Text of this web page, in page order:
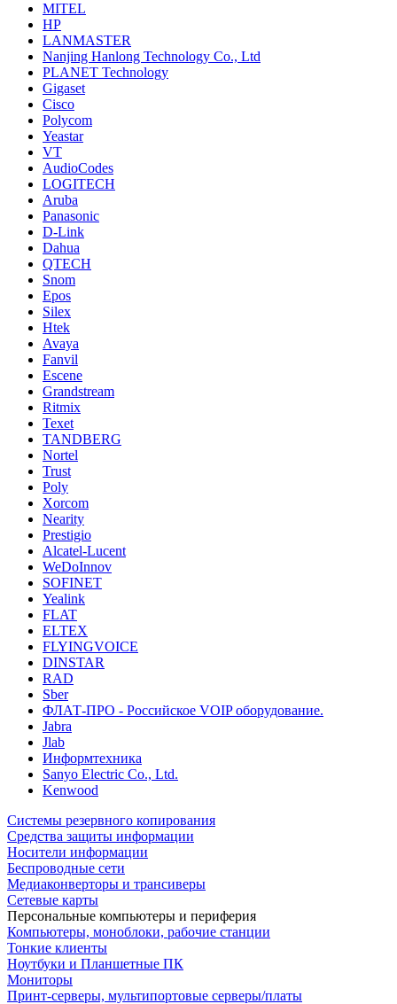
MITEL
HP
LANMASTER
Nanjing Hanlong Technology Co., Ltd
PLANET Technology
Gigaset
Cisco
Polycom
Yeastar
VT
AudioCodes
LOGITECH
Aruba
Panasonic
D-Link
Dahua
QTECH
Snom
Epos
Silex
Htek
Avaya
Fanvil
Escene
Grandstream
Ritmix
Texet
TANDBERG
Nortel
Trust
Poly
Xorcom
Nearity
Prestigio
Alcatel-Lucent
WeDoInnov
SOFINET
Yealink
FLAT
ELTEX
FLYINGVOICE
DINSTAR
RAD
Sber
ФЛАТ-ПРО - Российское VOIP оборудование.
Jabra
Jlab
Информтехника
Sanyo Electric Co., Ltd.
Kenwood
Системы резервного копирования
Средства защиты информации
Носители информации
Беспроводные сети
Медиаконверторы и трансиверы
Сетевые карты
Персональные компьютеры и периферия
Компьютеры, моноблоки, рабочие станции
Тонкие клиенты
Ноутбуки и Планшетные ПК
Мониторы
Принт-серверы, мультипортовые серверы/платы